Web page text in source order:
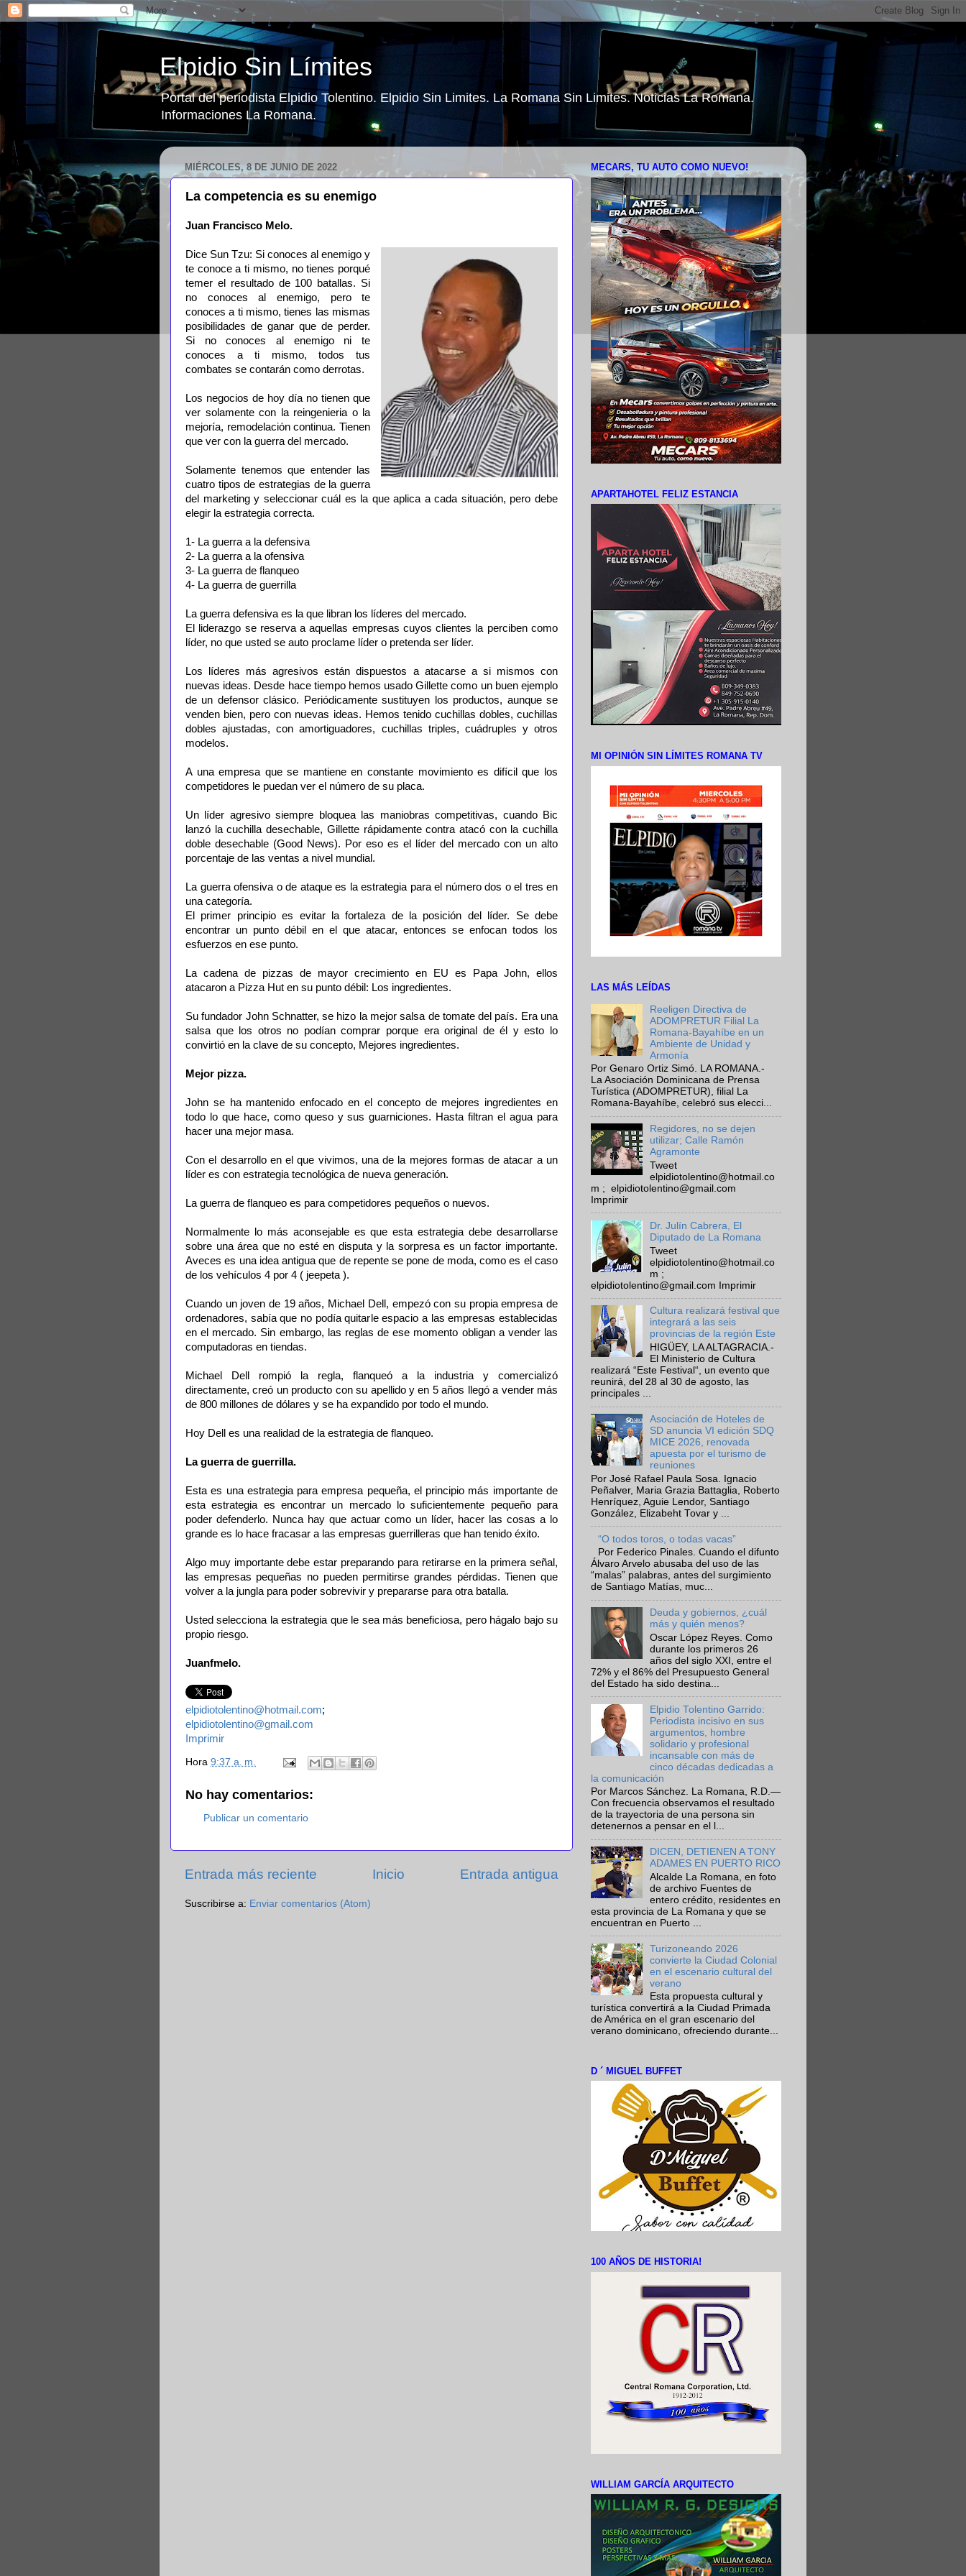
Elpidio Sin Límites
Portal del periodista Elpidio Tolentino. Elpidio Sin Limites. La Romana Sin Limites. Noticias La Romana.
Informaciones La Romana.
MIÉRCOLES, 8 DE JUNIO DE 2022
La competencia es su enemigo
Juan Francisco Melo.
Dice Sun Tzu: Si conoces al enemigo y
te conoce a ti mismo, no tienes porqué
temer el resultado de 100 batallas. Si
no conoces al enemigo, pero te
conoces a ti mismo, tienes las mismas
posibilidades de ganar que de perder.
Si no conoces al enemigo ni te
conoces a ti mismo, todos tus
combates se contarán como derrotas.
Los negocios de hoy día no tienen que
ver solamente con la reingenieria o la
mejoría, remodelación continua. Tienen
que ver con la guerra del mercado.
Solamente tenemos que entender las
cuatro tipos de estrategias de la guerra
del marketing y seleccionar cuál es la que aplica a cada situación, pero debe
elegir la estrategia correcta.
1- La guerra a la defensiva
2- La guerra a la ofensiva
3- La guerra de flanqueo
4- La guerra de guerrilla
La guerra defensiva es la que libran los líderes del mercado.
El liderazgo se reserva a aquellas empresas cuyos clientes la perciben como
líder, no que usted se auto proclame líder o pretenda ser líder.
Los líderes más agresivos están dispuestos a atacarse a si mismos con
nuevas ideas. Desde hace tiempo hemos usado Gillette como un buen ejemplo
de un defensor clásico. Periódicamente sustituyen los productos, aunque se
venden bien, pero con nuevas ideas. Hemos tenido cuchillas dobles, cuchillas
dobles ajustadas, con amortiguadores, cuchillas triples, cuádruples y otros
modelos.
A una empresa que se mantiene en constante movimiento es difícil que los
competidores le puedan ver el número de su placa.
Un líder agresivo siempre bloquea las maniobras competitivas, cuando Bic
lanzó la cuchilla desechable, Gillette rápidamente contra atacó con la cuchilla
doble desechable (Good News). Por eso es el líder del mercado con un alto
porcentaje de las ventas a nivel mundial.
La guerra ofensiva o de ataque es la estrategia para el número dos o el tres en
una categoría.
El primer principio es evitar la fortaleza de la posición del líder. Se debe
encontrar un punto débil en el que atacar, entonces se enfocan todos los
esfuerzos en ese punto.
La cadena de pizzas de mayor crecimiento en EU es Papa John, ellos
atacaron a Pizza Hut en su punto débil: Los ingredientes.
Su fundador John Schnatter, se hizo la mejor salsa de tomate del país. Era una
salsa que los otros no podían comprar porque era original de él y esto lo
convirtió en la clave de su concepto, Mejores ingredientes.
Mejor pizza.
John se ha mantenido enfocado en el concepto de mejores ingredientes en
todo lo que hace, como queso y sus guarniciones. Hasta filtran el agua para
hacer una mejor masa.
Con el desarrollo en el que vivimos, una de la mejores formas de atacar a un
líder es con estrategia tecnológica de nueva generación.
La guerra de flanqueo es para competidores pequeños o nuevos.
Normalmente lo más aconsejable es que esta estrategia debe desarrollarse
sobre una área que no esté en disputa y la sorpresa es un factor importante.
Aveces es una idea antigua que de repente se pone de moda, como es el caso
de los vehículos 4 por 4 ( jeepeta ).
Cuando un joven de 19 años, Michael Dell, empezó con su propia empresa de
ordenadores, sabía que no podía quitarle espacio a las empresas establecidas
en el mercado. Sin embargo, las reglas de ese momento obligan a vender las
computadoras en tiendas.
Michael Dell rompió la regla, flanqueó a la industria y comercializó
directamente, creó un producto con su apellido y en 5 años llegó a vender más
de 800 millones de dólares y se ha expandido por todo el mundo.
Hoy Dell es una realidad de la estrategia de flanqueo.
La guerra de guerrilla.
Esta es una estrategia para empresa pequeña, el principio más importante de
esta estrategia es encontrar un mercado lo suficientemente pequeño para
poder defenderlo. Nunca hay que actuar como un líder, hacer las cosas a lo
grande es lo hace fracasar a las empresas guerrilleras que han tenido éxito.
Algo muy importante debe estar preparando para retirarse en la primera señal,
las empresas pequeñas no pueden permitirse grandes pérdidas. Tienen que
volver a la jungla para poder sobrevivir y prepararse para otra batalla.
Usted selecciona la estrategia que le sea más beneficiosa, pero hágalo bajo su
propio riesgo.
Juanfmelo.
elpidiotolentino@hotmail.com;
elpidiotolentino@gmail.com
Imprimir
Hora 9:37 a. m.
No hay comentarios:
Publicar un comentario
Entrada más reciente Entrada antigua
Inicio
Suscribirse a: Enviar comentarios (Atom)
MECARS, TU AUTO COMO NUEVO!
APARTAHOTEL FELIZ ESTANCIA
MI OPINIÓN SIN LÍMITES ROMANA TV
LAS MÁS LEÍDAS
Reeligen Directiva de
ADOMPRETUR Filial La
Romana-Bayahíbe en un
Ambiente de Unidad y
Armonía
Por Genaro Ortiz Simó. LA ROMANA.-
La Asociación Dominicana de Prensa
Turística (ADOMPRETUR), filial La
Romana-Bayahíbe, celebró sus elecci...
Regidores, no se dejen
utilizar; Calle Ramón
Agramonte
Tweet
elpidiotolentino@hotmail.co
m ; elpidiotolentino@gmail.com
Imprimir
Dr. Julín Cabrera, El
Diputado de La Romana
Tweet
elpidiotolentino@hotmail.co
m ;
elpidiotolentino@gmail.com Imprimir
Cultura realizará festival que
integrará a las seis
provincias de la región Este
HIGÜEY, LA ALTAGRACIA.-
El Ministerio de Cultura
realizará “Este Festival“, un evento que
reunirá, del 28 al 30 de agosto, las
principales ...
Asociación de Hoteles de
SD anuncia VI edición SDQ
MICE 2026, renovada
apuesta por el turismo de
reuniones
Por José Rafael Paula Sosa. Ignacio
Peñalver, Maria Grazia Battaglia, Roberto
Henríquez, Aguie Lendor, Santiago
González, Elizabeht Tovar y ...
“O todos toros, o todas vacas”
Por Federico Pinales. Cuando el difunto
Álvaro Arvelo abusaba del uso de las
“malas” palabras, antes del surgimiento
de Santiago Matías, muc...
Deuda y gobiernos, ¿cuál
más y quién menos?
Oscar López Reyes. Como
durante los primeros 26
años del siglo XXI, entre el
72% y el 86% del Presupuesto General
del Estado ha sido destina...
Elpidio Tolentino Garrido:
Periodista incisivo en sus
argumentos, hombre
solidario y profesional
incansable con más de
cinco décadas dedicadas a
la comunicación
Por Marcos Sánchez. La Romana, R.D.—
Con frecuencia observamos el resultado
de la trayectoria de una persona sin
detenernos a pensar en el l...
DICEN, DETIENEN A TONY
ADAMES EN PUERTO RICO
Alcalde La Romana, en foto
de archivo Fuentes de
entero crédito, residentes en
esta provincia de La Romana y que se
encuentran en Puerto ...
Turizoneando 2026
convierte la Ciudad Colonial
en el escenario cultural del
verano
Esta propuesta cultural y
turística convertirá a la Ciudad Primada
de América en el gran escenario del
verano dominicano, ofreciendo durante...
D ´ MIGUEL BUFFET
100 AÑOS DE HISTORIA!
WILLIAM GARCÍA ARQUITECTO